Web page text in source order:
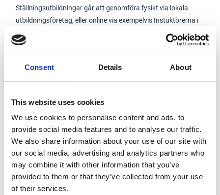
Consent Details About
This website uses cookies
We use cookies to personalise content and ads, to
provide social media features and to analyse our traffic.
We also share information about your use of our site with
our social media, advertising and analytics partners who
may combine it with other information that you’ve
provided to them or that they’ve collected from your use
of their services.
Ställningsutbildningar går att genomföra fysikt via lokala
utbildningsföretag, eller online via exempelvis Instuktörerna i
Monteringsinstruktion
Unihak byggställning
Monteringsinstruktion & användarmanual
Custers rullställning
Typkontrollintyg
Unihak